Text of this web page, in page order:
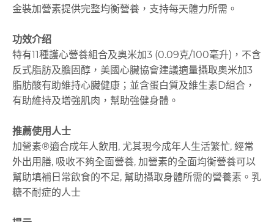
金裝加營素提供完整均衡營養，支持每天體力所需。
功效介绍
特有11種護心營養組合及奧米加3 (0.09克/100毫升)，不含
反式脂肪及膽固醇，美國心臟協會建議適量攝取奧米加3
脂肪酸有助維持心臟健康；並含蛋白質及維生素D組合，
有助維持及增強肌肉，幫助強健身體。
推薦使用人士
加營素®適合成年人飲用, 尤其現今成年人生活繁忙, 經常
外出用膳, 吸收不夠全面營養, 加營素的全面均衡營養可以
幫助填補日常飲食的不足, 幫助攝取身體所需的營養素。乳
糖不耐症的人士